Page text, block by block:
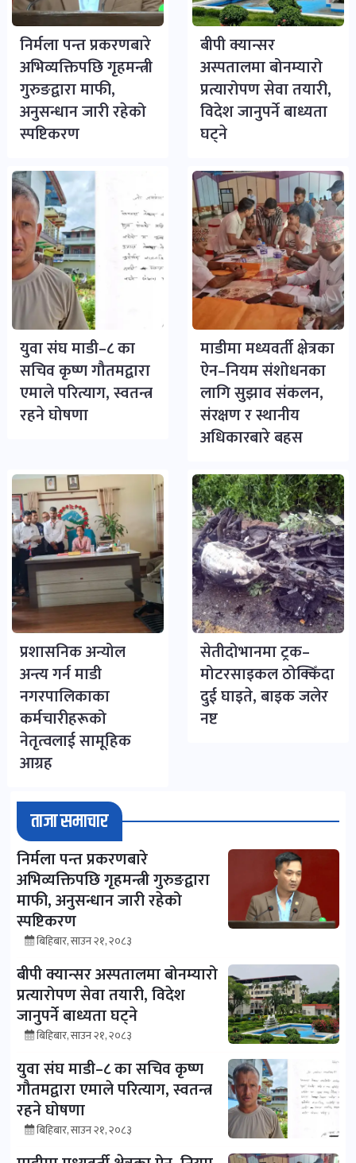
निर्मला पन्त प्रकरणबारे
अभिव्यक्तिपछि गृहमन्त्री
गुरुङद्वारा माफी,
अनुसन्धान जारी रहेको
स्पष्टिकरण
बीपी क्यान्सर
अस्पतालमा बोनम्यारो
प्रत्यारोपण सेवा तयारी,
विदेश जानुपर्ने बाध्यता
घट्ने
युवा संघ माडी–८ का
सचिव कृष्ण गौतमद्वारा
एमाले परित्याग, स्वतन्त्र
रहने घोषणा
माडीमा मध्यवर्ती क्षेत्रका
ऐन–नियम संशोधनका
लागि सुझाव संकलन,
संरक्षण र स्थानीय
अधिकारबारे बहस
प्रशासनिक अन्योल
अन्त्य गर्न माडी
नगरपालिकाका
कर्मचारीहरूको
नेतृत्वलाई सामूहिक
आग्रह
सेतीदोभानमा ट्रक–
मोटरसाइकल ठोक्किँदा
दुई घाइते, बाइक जलेर
नष्ट
ताजा समाचार
निर्मला पन्त प्रकरणबारे
अभिव्यक्तिपछि गृहमन्त्री गुरुङद्वारा
माफी, अनुसन्धान जारी रहेको
स्पष्टिकरण
बिहिबार, साउन २१, २०८३
बीपी क्यान्सर अस्पतालमा बोनम्यारो
प्रत्यारोपण सेवा तयारी, विदेश
जानुपर्ने बाध्यता घट्ने
बिहिबार, साउन २१, २०८३
युवा संघ माडी–८ का सचिव कृष्ण
गौतमद्वारा एमाले परित्याग, स्वतन्त्र
रहने घोषणा
बिहिबार, साउन २१, २०८३